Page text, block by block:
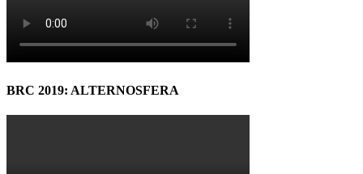
BRC 2019: ALTERNOSFERA